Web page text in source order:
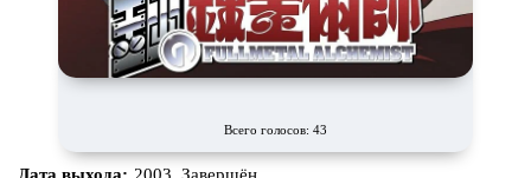
Всего голосов: 43